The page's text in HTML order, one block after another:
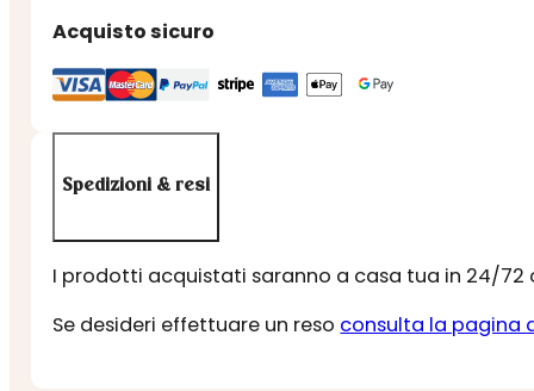
Acquisto sicuro
Spedizioni & resi
I prodotti acquistati saranno a casa tua in 24/72
Se desideri effettuare un reso consulta la pagina